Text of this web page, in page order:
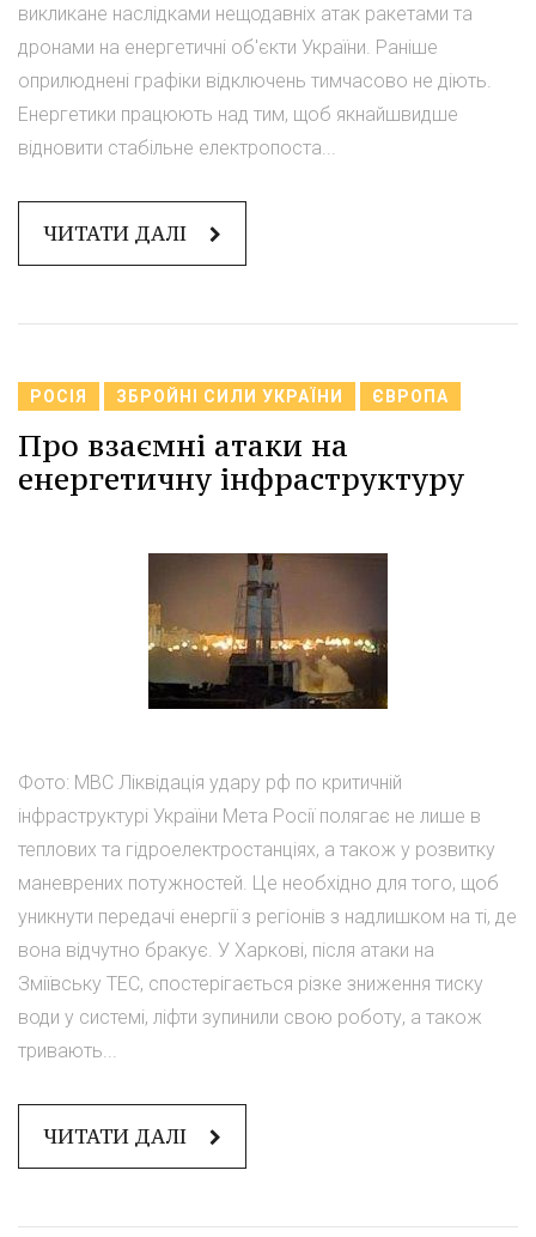
викликане наслідками нещодавніх атак ракетами та
дронами на енергетичні об'єкти України. Раніше
оприлюднені графіки відключень тимчасово не діють.
Енергетики працюють над тим, щоб якнайшвидше
відновити стабільне електропоста...
ЧИТАТИ ДАЛІ
РОСІЯ ЗБРОЙНІ СИЛИ УКРАЇНИ ЄВРОПА
Про взаємні атаки на
енергетичну інфраструктуру
Фото: МВС Ліквідація удару рф по критичній
інфраструктурі України Мета Росії полягає не лише в
теплових та гідроелектростанціях, а також у розвитку
маневрених потужностей. Це необхідно для того, щоб
уникнути передачі енергії з регіонів з надлишком на ті, де
вона відчутно бракує. У Харкові, після атаки на
Зміївську ТЕС, спостерігається різке зниження тиску
води у системі, ліфти зупинили свою роботу, а також
тривають...
ЧИТАТИ ДАЛІ